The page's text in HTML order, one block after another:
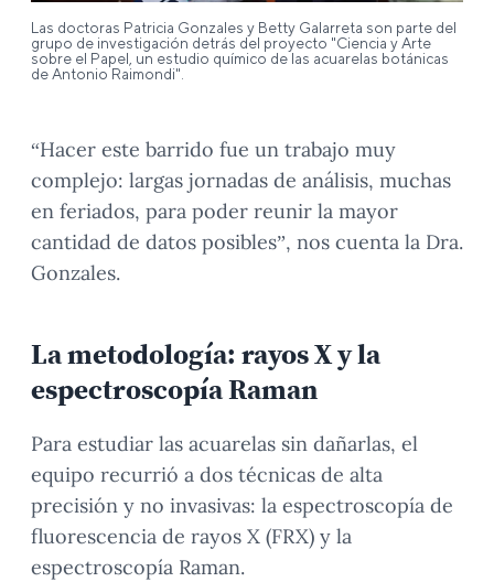
Las doctoras Patricia Gonzales y Betty Galarreta son parte del
grupo de investigación detrás del proyecto "Ciencia y Arte
sobre el Papel, un estudio químico de las acuarelas botánicas
de Antonio Raimondi".
“Hacer este barrido fue un trabajo muy
complejo: largas jornadas de análisis, muchas
en feriados, para poder reunir la mayor
cantidad de datos posibles”, nos cuenta la Dra.
Gonzales.
La metodología: rayos X y la
espectroscopía Raman
Para estudiar las acuarelas sin dañarlas, el
equipo recurrió a dos técnicas de alta
precisión y no invasivas: la espectroscopía de
fluorescencia de rayos X (FRX) y la
espectroscopía Raman.